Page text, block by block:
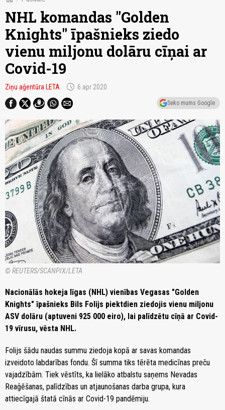
NHL komandas "Golden
Knights" īpašnieks ziedo
vienu miljonu dolāru cīņai ar
Covid-19
Ziņu aģentūra LETA schedule 6.apr 2020
Seko mums Google
© REUTERS/SCANPIX/LETA
Nacionālās hokeja līgas (NHL) vienības Vegasas "Golden
Knights" īpašnieks Bils Folijs piektdien ziedojis vienu miljonu
ASV dolāru (aptuveni 925 000 eiro), lai palīdzētu cīņā ar Covid-
19 vīrusu, vēsta NHL.
Folijs šādu naudas summu ziedoja kopā ar savas komandas
izveidoto labdarības fondu. Šī summa tiks tērēta medicīnas preču
vajadzībām. Tiek vēstīts, ka lielāko atbalstu saņems Nevadas
Reaģēšanas, palīdzības un atjaunošanas darba grupa, kura
attiecīgajā štatā cīnās ar Covid-19 pandēmiju.